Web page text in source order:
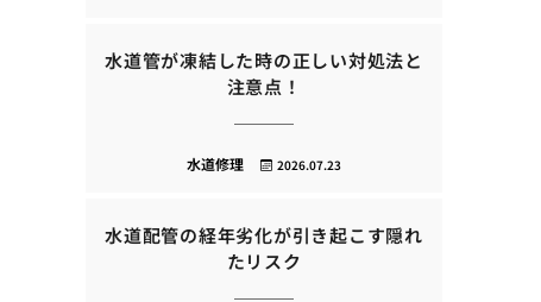
水道管が凍結した時の正しい対処法と
注意点！
2026.07.23
水道修理
水道配管の経年劣化が引き起こす隠れ
たリスク